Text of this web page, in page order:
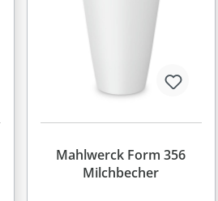
Mahlwerck Form 356
Milchbecher